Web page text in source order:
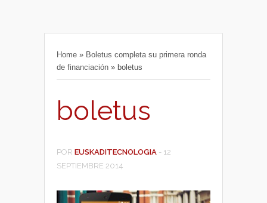
Home » Boletus completa su primera ronda
de financiación » boletus
boletus
POR EUSKADITECNOLOGIA - 12
SEPTIEMBRE 2014